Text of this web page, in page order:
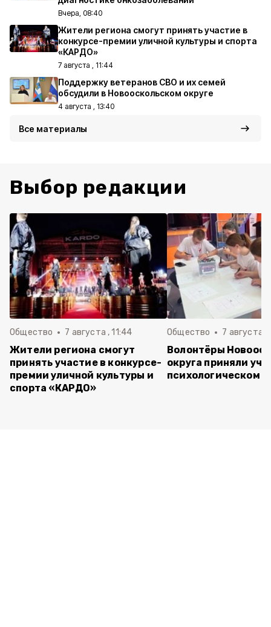
Вчера, 08:40
Жители региона смогут принять участие в
конкурсе-премии уличной культуры и спорта
«КАРДО»
7 августа , 11:44
Поддержку ветеранов СВО и их семей
обсудили в Новооскольском округе
4 августа , 13:40
Все материалы
Выбор редакции
Общество 7 августа , 11:44
Жители региона смогут
принять участие в конкурсе-
премии уличной культуры и
спорта «КАРДО»
Общество 7 августа ,
Волонтёры
округа приняли
психологическом